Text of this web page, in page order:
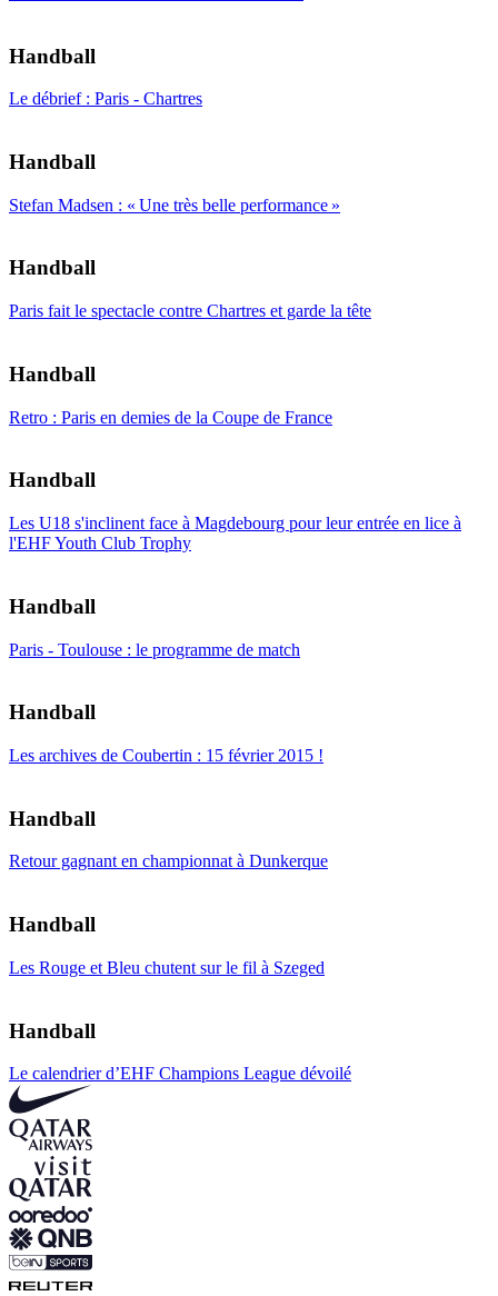
Handball
Le débrief : Paris - Chartres
Handball
Stefan Madsen : « Une très belle performance »
Handball
Paris fait le spectacle contre Chartres et garde la tête
Handball
Retro : Paris en demies de la Coupe de France
Handball
Les U18 s'inclinent face à Magdebourg pour leur entrée en lice à
l'EHF Youth Club Trophy
Handball
Paris - Toulouse : le programme de match
Handball
Les archives de Coubertin : 15 février 2015 !
Handball
Retour gagnant en championnat à Dunkerque
Handball
Les Rouge et Bleu chutent sur le fil à Szeged
Handball
Le calendrier d’EHF Champions League dévoilé